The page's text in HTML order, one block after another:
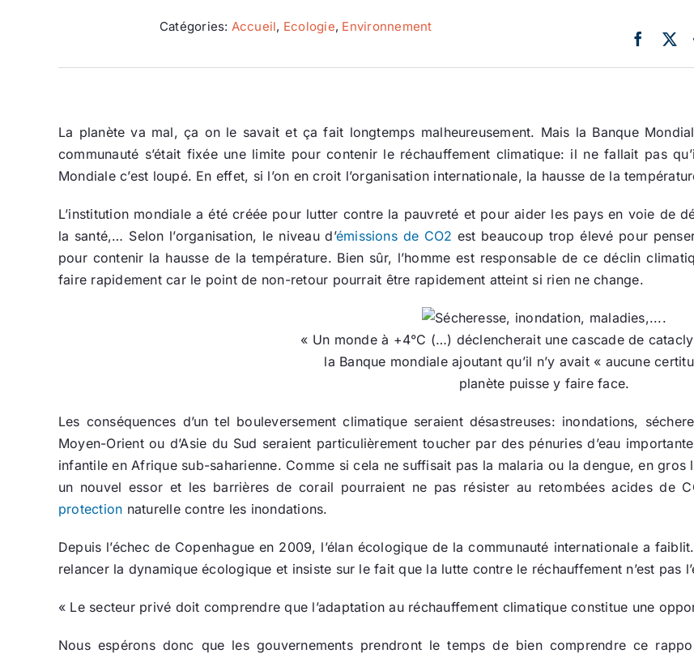
Ecologie
Catégories: Accueil, Ecologie, Environnement
La planète va mal, ça on le savait et ça fait longtemps malheureusement. Mais la Banque
communauté s’était fixée une limite pour contenir le réchauffement climatique: il ne fallait pas
Mondiale c’est loupé. En effet, si l’on en croit l’organisation internationale, la hausse de la
L’institution mondiale a été créée pour lutter contre la pauvreté et pour aider les pays en voie de
la santé,… Selon l’organisation, le niveau d’émissions de CO2 est beaucoup trop élevé pour
pour contenir la hausse de la température. Bien sûr, l’homme est responsable de ce déclin
faire rapidement car le point de non-retour pourrait être rapidement atteint si rien ne change.
« Un monde à +4°C (…) déclencherait une cascade de
la Banque mondiale ajoutant qu’il n’y avait « aucune
planète puisse y faire face.
Les conséquences d’un tel bouleversement climatique seraient désastreuses: inondations,
Moyen-Orient ou d’Asie du Sud seraient particulièrement toucher par des pénuries d’eau
infantile en Afrique sub-saharienne. Comme si cela ne suffisait pas la malaria ou la dengue, en
un nouvel essor et les barrières de corail pourraient ne pas résister au retombées acides de
protection naturelle contre les inondations.
Depuis l’échec de Copenhague en 2009, l’élan écologique de la communauté internationale a
relancer la dynamique écologique et insiste sur le fait que la lutte contre le réchauffement n’est pas
« Le secteur privé doit comprendre que l’adaptation au réchauffement climatique constitue une
Nous espérons donc que les gouvernements prendront le temps de bien comprendre ce